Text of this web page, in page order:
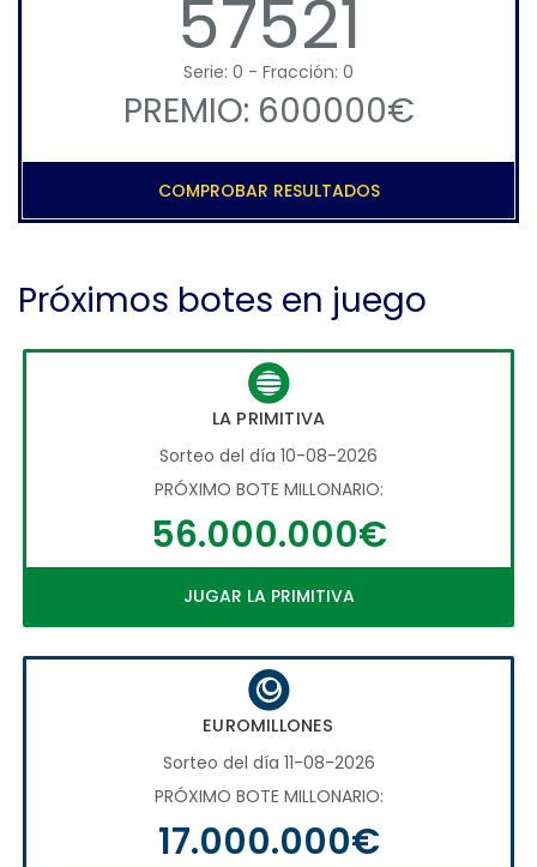
57521
Serie: 0 - Fracción: 0
PREMIO: 600000€
COMPROBAR RESULTADOS
Próximos botes en juego
LA PRIMITIVA
Sorteo del día 10-08-2026
PRÓXIMO BOTE MILLONARIO:
56.000.000€
JUGAR LA PRIMITIVA
EUROMILLONES
Sorteo del día 11-08-2026
PRÓXIMO BOTE MILLONARIO:
17.000.000€